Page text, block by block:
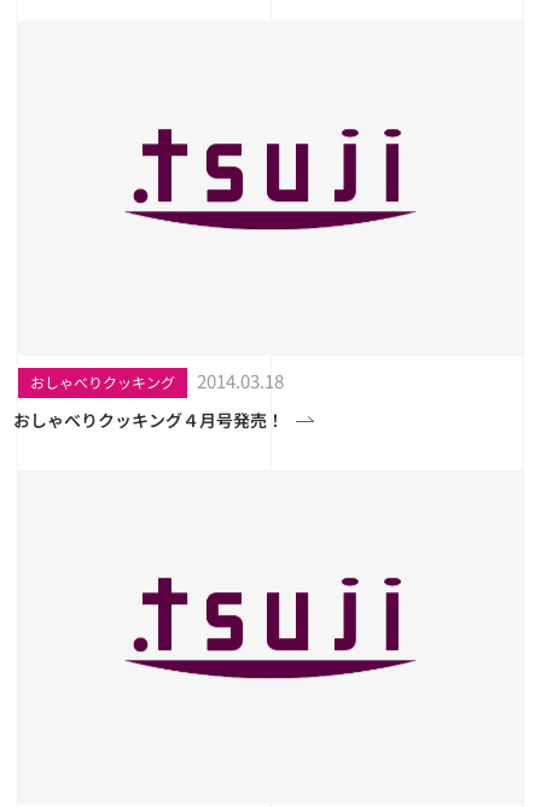
おしゃべりクッキング 2014.03.18
おしゃべりクッキング４月号発売！